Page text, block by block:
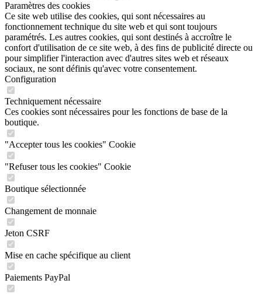
Paramètres des cookies
Ce site web utilise des cookies, qui sont nécessaires au
fonctionnement technique du site web et qui sont toujours
paramétrés. Les autres cookies, qui sont destinés à accroître le
confort d'utilisation de ce site web, à des fins de publicité directe ou
pour simplifier l'interaction avec d'autres sites web et réseaux
sociaux, ne sont définis qu'avec votre consentement.
Configuration
Techniquement nécessaire
Ces cookies sont nécessaires pour les fonctions de base de la
boutique.
"Accepter tous les cookies" Cookie
"Refuser tous les cookies" Cookie
Boutique sélectionnée
Changement de monnaie
Jeton CSRF
Mise en cache spécifique au client
Paiements PayPal